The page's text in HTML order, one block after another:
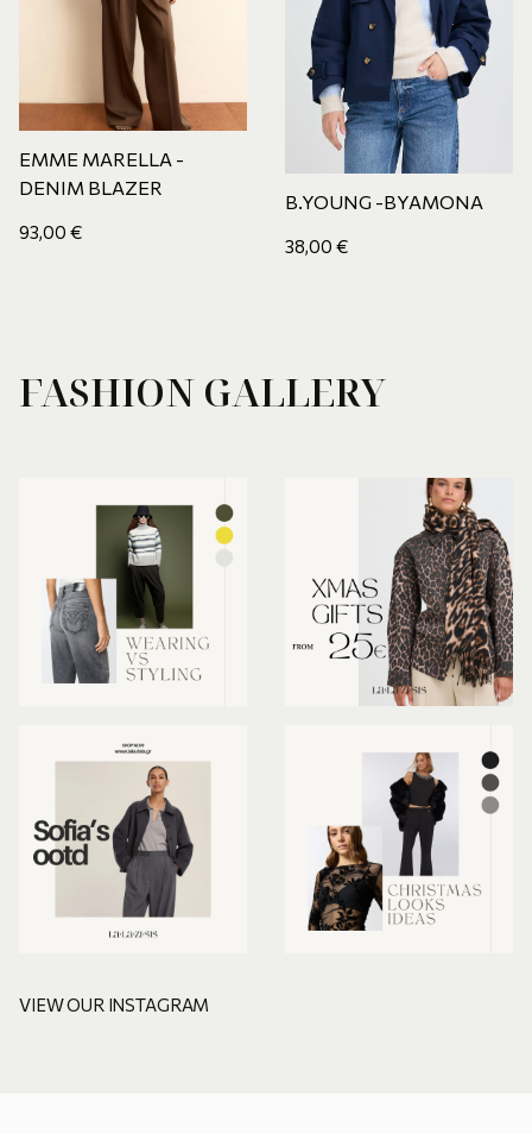
EMME MARELLA -
DENIM BLAZER
93,00 €
B.YOUNG -BYAMONA
38,00 €
FASHION GALLERY
VIEW OUR INSTAGRAM